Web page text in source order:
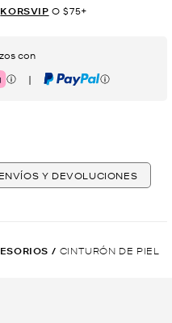
KORSVIP O $75+
con
| PayPal
ENVÍOS Y DEVOLUCIONES
/ CINTURÓN DE PIEL